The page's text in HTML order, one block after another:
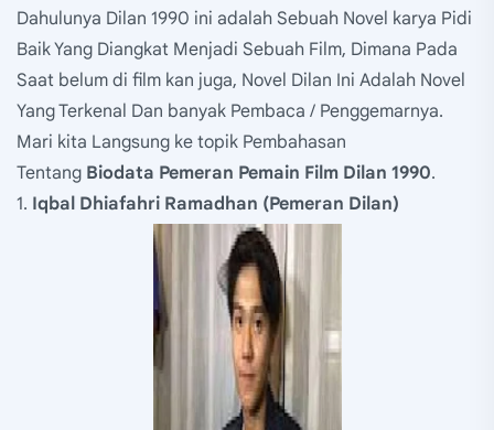
Dahulunya Dilan 1990 ini adalah Sebuah Novel karya Pidi
Baik Yang Diangkat Menjadi Sebuah Film, Dimana Pada
Saat belum di film kan juga, Novel Dilan Ini Adalah Novel
Yang Terkenal Dan banyak Pembaca / Penggemarnya.
Mari kita Langsung ke topik Pembahasan
Tentang Biodata Pemeran Pemain Film Dilan 1990.
1. Iqbal Dhiafahri Ramadhan (Pemeran Dilan)